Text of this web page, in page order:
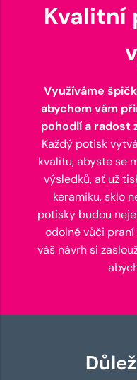
Kvalitní
Využíváme
abychom vám
pohodlí a radost
Každý potisk
kvalitu, abyste se
výsledků, ať už
keramiku, sklo
potisky budou
odolné vůči praní
váš návrh si